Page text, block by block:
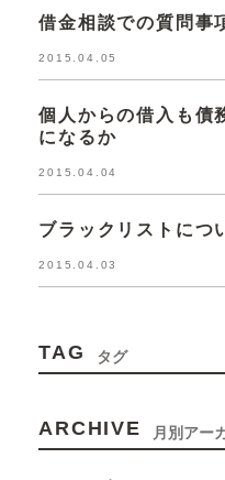
借金相談での質問事
2015.04.05
個人からの借入も債
になるか
2015.04.04
ブラックリストにつ
2015.04.03
TAG タグ
ARCHIVE 月別アー